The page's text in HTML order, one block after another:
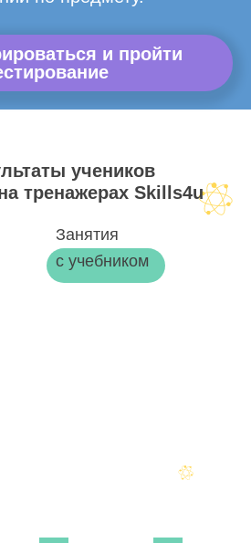
и пройти
учеников
тренажерах Skills4u
Занятия
с учебником